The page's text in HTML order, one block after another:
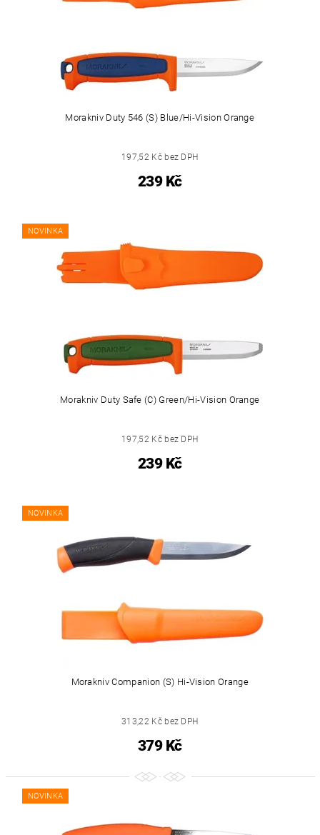
Morakniv Duty 546 (S) Blue/Hi-Vision Orange
197,52 Kč bez DPH
239 Kč
NOVINKA
Morakniv Duty Safe (C) Green/Hi-Vision Orange
197,52 Kč bez DPH
239 Kč
NOVINKA
Morakniv Companion (S) Hi-Vision Orange
313,22 Kč bez DPH
379 Kč
NOVINKA